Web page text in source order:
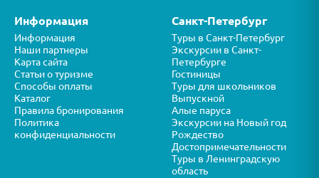
Информация
Информация
Наши партнеры
Карта сайта
Статьи о туризме
Способы оплаты
Каталог
Правила бронирования
Политика
конфиденциальности
Санкт-Петербург
Туры в Санкт-Петербург
Экскурсии в Санкт-
Петербурге
Гостиницы
Туры для школьников
Выпускной
Алые паруса
Экскурсии на Новый год
Рождество
Достопримечательности
Туры в Ленинградскую
область